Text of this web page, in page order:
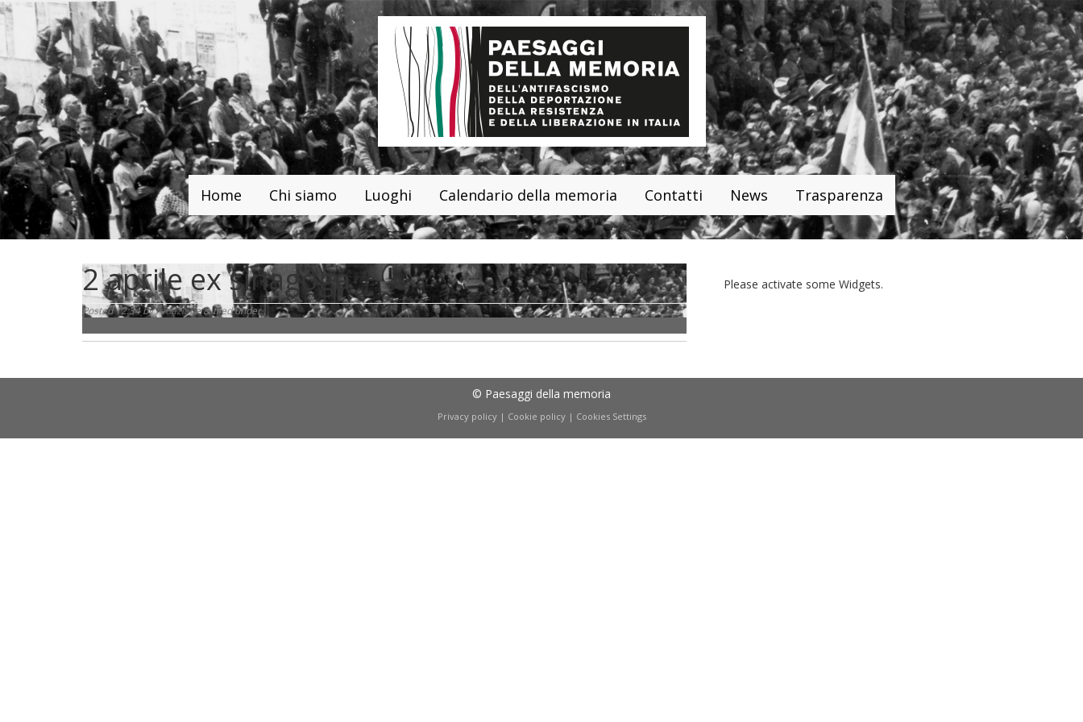
Home Chi siamo Luoghi Calendario della memoria Contatti News Trasparenza
2 aprile ex sinagoga
Posted12:34byredazione&filed under .
Please activate some Widgets.
© Paesaggi della memoria
Privacy policy| Cookie policy| Cookies Settings